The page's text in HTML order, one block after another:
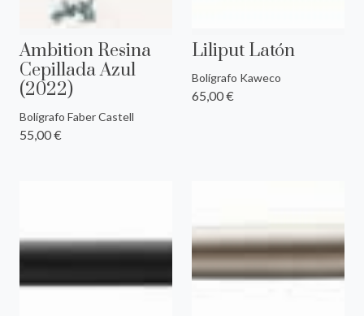
Ambition Resina
Cepillada Azul
(2022)
Bolígrafo Faber Castell
55,00 €
Liliput Latón
Bolígrafo Kaweco
65,00 €